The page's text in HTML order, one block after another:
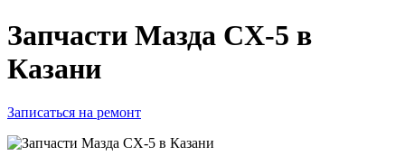
Запчасти Мазда CX-5 в
Казани
Записаться на ремонт